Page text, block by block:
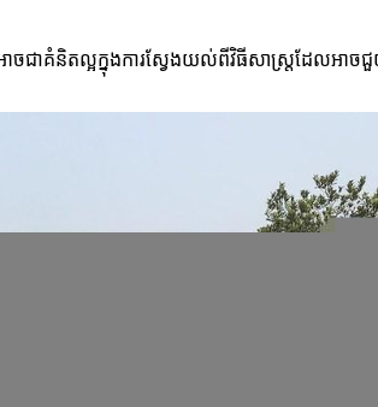
ចជាគំនិតល្អក្នុងការស្វែងយល់ពីវិធីសាស្ត្រដែលអា